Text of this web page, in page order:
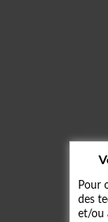
Pour
des
et/ou